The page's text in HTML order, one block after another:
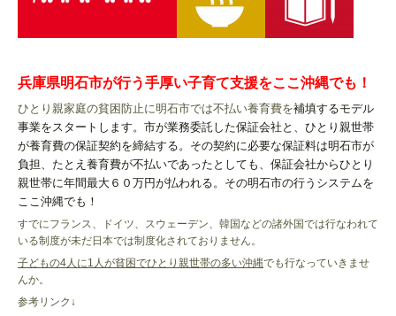
兵庫県明石市が行う手厚い子育て支援をここ沖縄でも！
ひとり親家庭の貧困防止に明石市では不払い養育費を補填するモデル
事業をスタートします。市が業務委託した保証会社と、ひとり親世帯
が養育費の保証契約を締結する。その契約に必要な保証料は明石市が
負担、たとえ養育費が不払いであったとしても、保証会社からひとり
親世帯に年間最大６０万円が払われる。その明石市の行うシステムを
ここ沖縄でも！
すでにフランス、ドイツ、スウェーデン、韓国などの諸外国では行なわれて
いる制度が未だ日本では制度化されておりません。
子どもの4人に1人が貧困でひとり親世帯の多い沖縄でも行なっていきませ
んか。
参考リンク↓